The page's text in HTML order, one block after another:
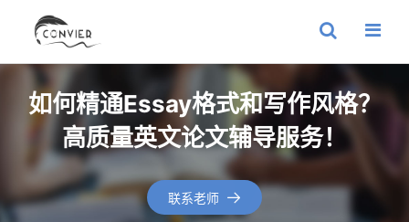
如何精通Essay格式和写作风格？
高质量英文论文辅导服务！
联系老师 